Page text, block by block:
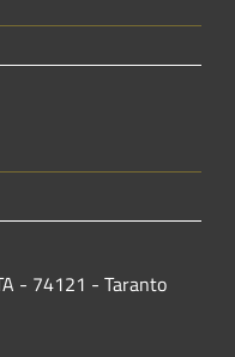
- 74121 - Taranto